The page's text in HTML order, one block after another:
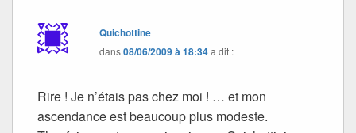
Quichottine
dans08/06/2009 à 18:34a dit :
Rire ! Je n’étais pas chez moi ! … et mon
ascendance est beaucoup plus modeste.